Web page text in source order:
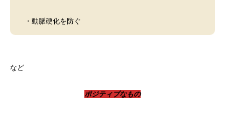
・動脈硬化を防ぐ
など
ポジティブなもの